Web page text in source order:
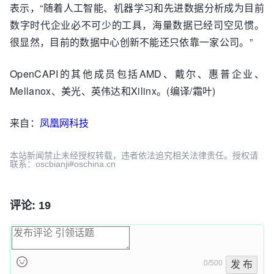
表示，“随着人工智能、机器学习和先进数据分析成为目前
数字时代企业必不可少的工具，海量数据已经司空见惯。
很显然，目前的数据中心创新不能还只依靠一家公司。”
OpenCAPI的其他成员包括AMD、戴尔、惠普企业、
Mellanox、美光、英伟达和Xilinx。(编译/霜叶)
来自： 凤凰网科技
本站新闻禁止未经授权转载，违者依法追究相关法律责任。授权请
联系：oscbianji#oschina.cn
评论: 19
0/500 发 布